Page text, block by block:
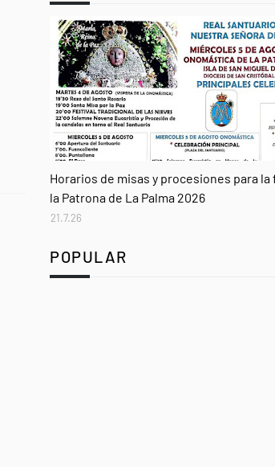
Horarios de misas y procesiones para
la Patrona de La Palma 2026
21.7.26
POPULAR